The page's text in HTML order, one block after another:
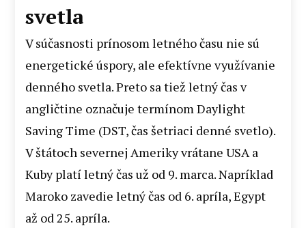
svetla
V súčasnosti prínosom letného času nie sú
energetické úspory, ale efektívne využívanie
denného svetla. Preto sa tiež letný čas v
angličtine označuje termínom Daylight
Saving Time (DST, čas šetriaci denné svetlo).
V štátoch severnej Ameriky vrátane USA a
Kuby platí letný čas už od 9. marca. Napríklad
Maroko zavedie letný čas od 6. apríla, Egypt
až od 25. apríla.